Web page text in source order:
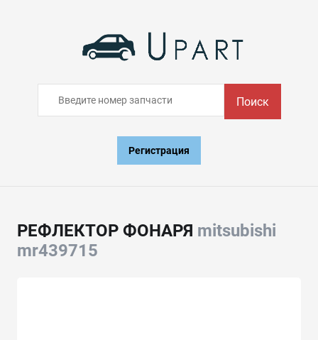
Поиск
Регистрация
РЕФЛЕКТОР ФОНАРЯ mitsubishi
mr439715